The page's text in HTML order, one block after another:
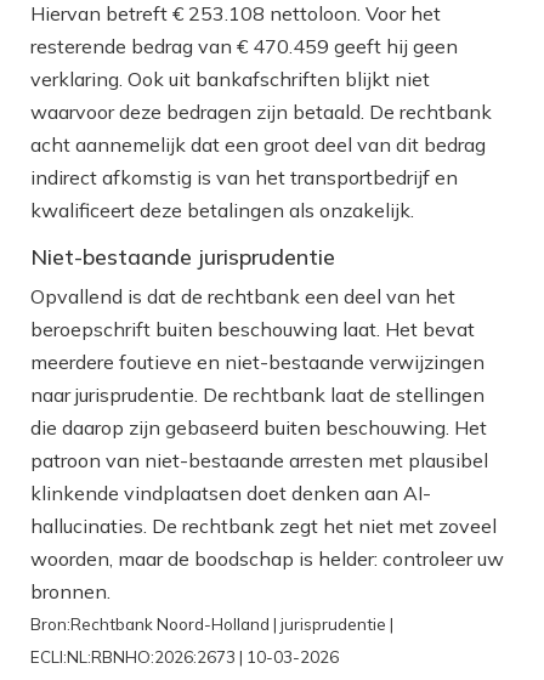
Hiervan betreft € 253.108 nettoloon. Voor het
resterende bedrag van € 470.459 geeft hij geen
verklaring. Ook uit bankafschriften blijkt niet
waarvoor deze bedragen zijn betaald. De rechtbank
acht aannemelijk dat een groot deel van dit bedrag
indirect afkomstig is van het transportbedrijf en
kwalificeert deze betalingen als onzakelijk.
Niet-bestaande jurisprudentie
Opvallend is dat de rechtbank een deel van het
beroepschrift buiten beschouwing laat. Het bevat
meerdere foutieve en niet-bestaande verwijzingen
naar jurisprudentie. De rechtbank laat de stellingen
die daarop zijn gebaseerd buiten beschouwing. Het
patroon van niet-bestaande arresten met plausibel
klinkende vindplaatsen doet denken aan AI-
hallucinaties. De rechtbank zegt het niet met zoveel
woorden, maar de boodschap is helder: controleer uw
bronnen.
Bron:Rechtbank Noord-Holland | jurisprudentie |
ECLI:NL:RBNHO:2026:2673 | 10-03-2026